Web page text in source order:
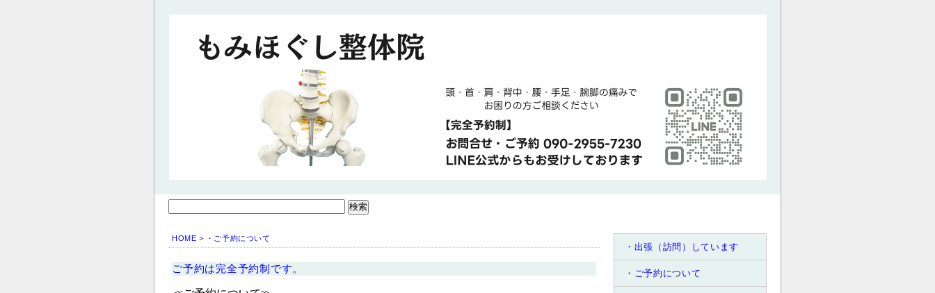
HOME > ・ご予約について
ご予約は完全予約制です。
・出張（訪問）しています
・ご予約について